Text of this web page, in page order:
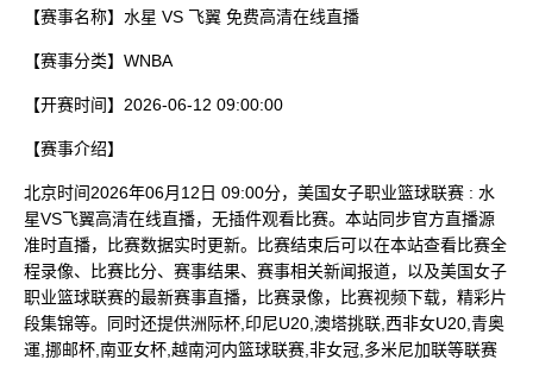
【赛事名称】 水星 VS 飞翼 免费高清在线直播
【赛事分类】 WNBA
【开赛时间】 2026-06-12 09:00:00
【赛事介绍】
北京时间2026年06月12日 09:00分，美国女子职业篮球联赛 : 水
星VS飞翼高清在线直播，无插件观看比赛。本站同步官方直播源
准时直播，比赛数据实时更新。比赛结束后可以在本站查看比赛全
程录像、比赛比分、赛事结果、赛事相关新闻报道，以及美国女子
职业篮球联赛的最新赛事直播，比赛录像，比赛视频下载，精彩片
段集锦等。同时还提供洲际杯,印尼U20,澳塔挑联,西非女U20,青奥
運,挪邮杯,南亚女杯,越南河内篮球联赛,非女冠,多米尼加联等联赛